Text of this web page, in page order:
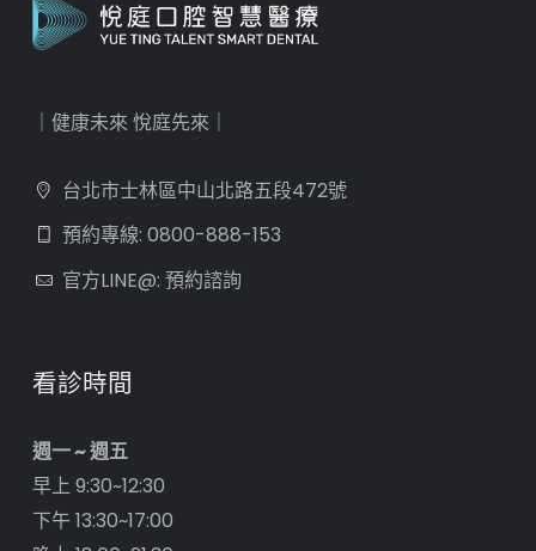
｜健康未來 悅庭先來｜
台北市士林區中山北路五段472號
預約專線: 0800-888-153
官方LINE@: 預約諮詢
看診時間
週一 ~ 週五
早上 9:30~12:30
下午 13:30~17:00